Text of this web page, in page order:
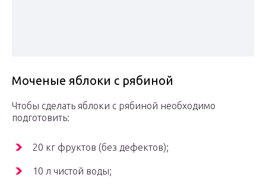
Моченые яблоки с рябиной
Чтобы сделать яблоки с рябиной необходимо
подготовить:
20 кг фруктов (без дефектов);
10 л чистой воды;